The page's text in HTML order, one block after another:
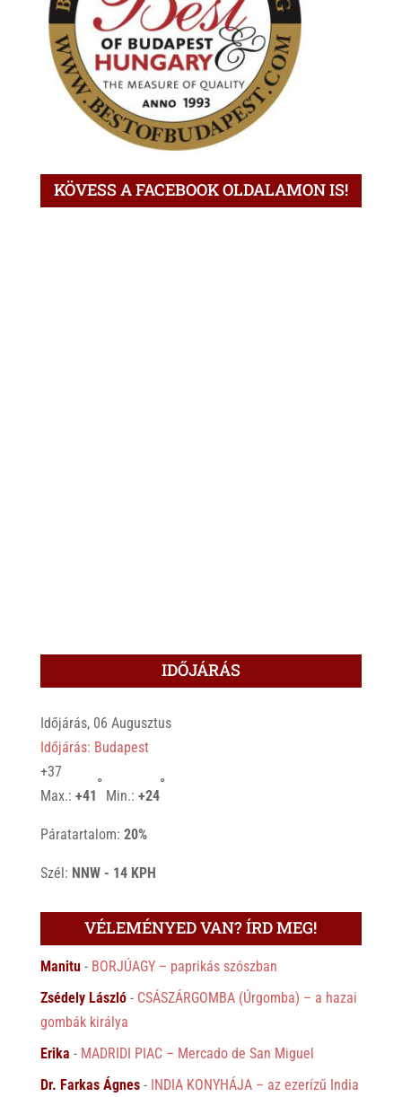
KÖVESS A FACEBOOK OLDALAMON IS!
IDŐJÁRÁS
Időjárás, 06 Augusztus
Időjárás: Budapest
+37
Max.: +41
°
Min.: +24
°
Páratartalom: 20%
Szél: NNW - 14 KPH
VÉLEMÉNYED VAN? ÍRD MEG!
Manitu- BORJÚAGY – paprikás szószban
Zsédely László- CSÁSZÁRGOMBA (Úrgomba) – a hazai
gombák királya
Erika - MADRIDI PIAC – Mercado de San Miguel
Dr. Farkas Ágnes- INDIA KONYHÁJA – az ezerízű India